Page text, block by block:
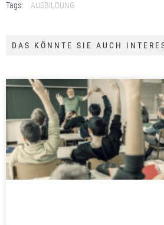
Tags: AUSBILDUNG
DAS KÖNNTE SIE AUCH